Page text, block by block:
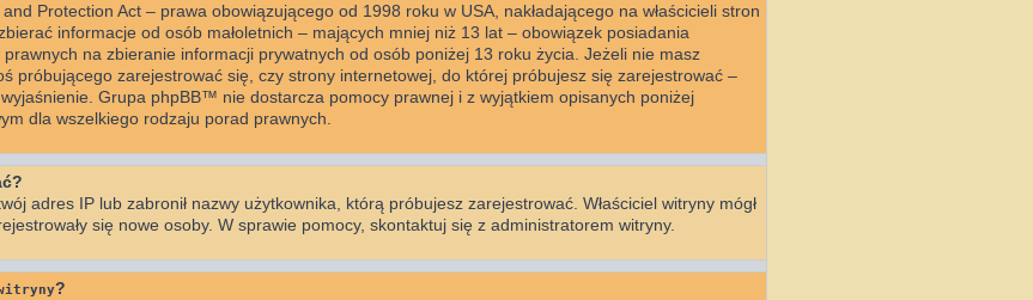
Protection Act – prawa obowiązującego od 1998 roku w USA, nakładającego na właścicieli stron
informacje od osób małoletnich – mających mniej niż 13 lat – obowiązek posiadania
na zbieranie informacji prywatnych od osób poniżej 13 roku życia. Jeżeli nie masz
próbującego zarejestrować się, czy strony internetowej, do której próbujesz się zarejestrować –
Grupa phpBB™ nie dostarcza pomocy prawnej i z wyjątkiem opisanych poniżej
dla wszelkiego rodzaju porad prawnych.
adres IP lub zabronił nazwy użytkownika, którą próbujesz zarejestrować. Właściciel witryny mógł
się nowe osoby. W sprawie pomocy, skontaktuj się z administratorem witryny.
?